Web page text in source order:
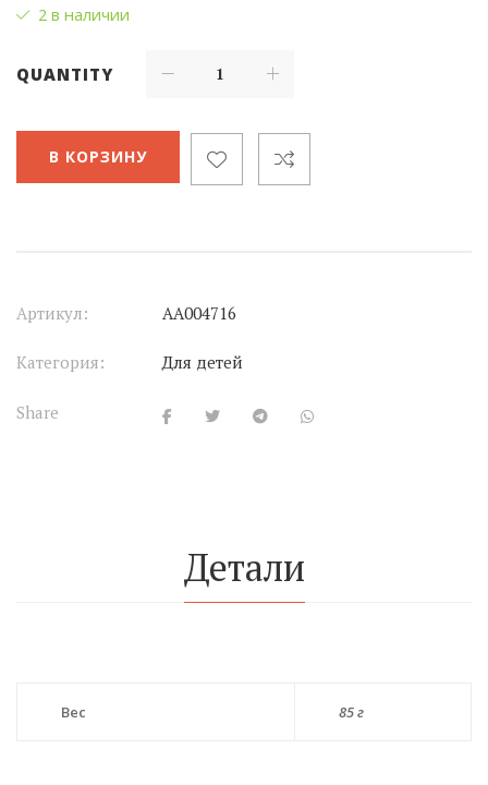
2 в наличии
QUANTITY
В КОРЗИНУ
Артикул: АА004716
Категория: Для детей
Share
Детали
Вес 85 г